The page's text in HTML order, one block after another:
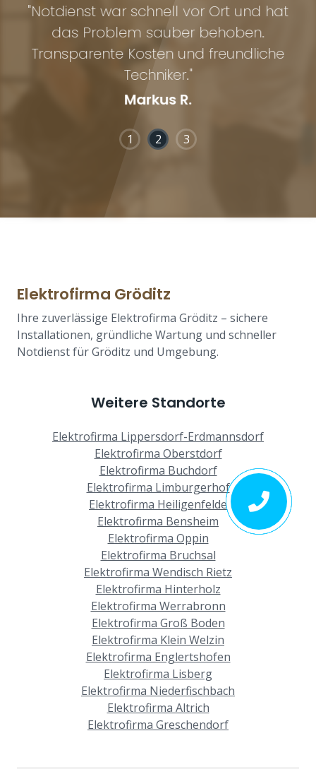
"Notdienst war schnell vor Ort und hat
das Problem sauber behoben.
Transparente Kosten und freundliche
Techniker."
Markus R.
1 2 3
Elektrofirma Gröditz
Ihre zuverlässige Elektrofirma Gröditz – sichere
Installationen, gründliche Wartung und schneller
Notdienst für Gröditz und Umgebung.
Weitere Standorte
Elektrofirma Lippersdorf-Erdmannsdorf
Elektrofirma Oberstdorf
Elektrofirma Buchdorf
Elektrofirma Limburgerhof
Elektrofirma Heiligenfelde
Elektrofirma Bensheim
Elektrofirma Oppin
Elektrofirma Bruchsal
Elektrofirma Wendisch Rietz
Elektrofirma Hinterholz
Elektrofirma Werrabronn
Elektrofirma Groß Boden
Elektrofirma Klein Welzin
Elektrofirma Englertshofen
Elektrofirma Lisberg
Elektrofirma Niederfischbach
Elektrofirma Altrich
Elektrofirma Greschendorf